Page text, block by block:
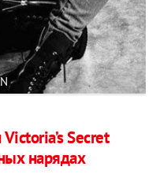
Secret
нарядах